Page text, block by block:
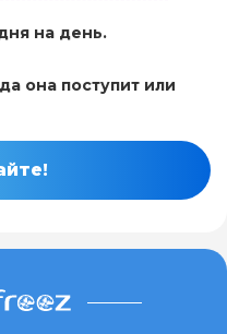
на день.
она поступит или